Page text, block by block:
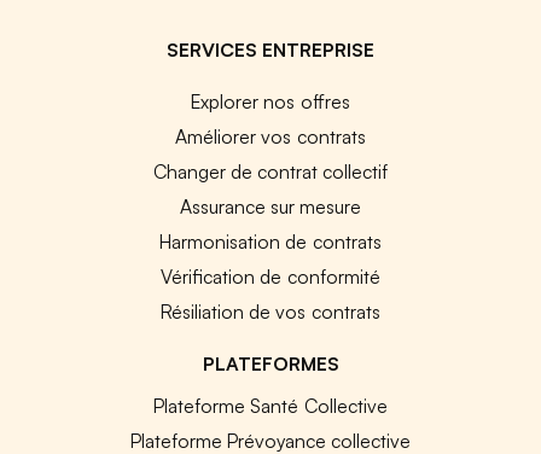
SERVICES ENTREPRISE
Explorer nos offres
Améliorer vos contrats
Changer de contrat collectif
Assurance sur mesure
Harmonisation de contrats
Vérification de conformité
Résiliation de vos contrats
PLATEFORMES
Plateforme Santé Collective
Plateforme Prévoyance collective